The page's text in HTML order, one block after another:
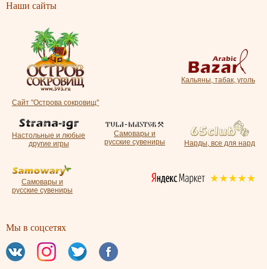
Наши сайты
Сайт "Острова сокровищ"
Кальяны, табак, уголь
Настольные и любые
другие игры
Самовары и
русские сувениры
Нарды, все для нард
Самовары и
русские сувениры
Мы в соцсетях